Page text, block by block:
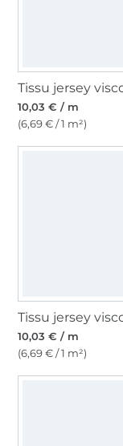
10,03 € / m
(6,69 € / 1 m²)
10,03 € / m
(6,69 € / 1 m²)